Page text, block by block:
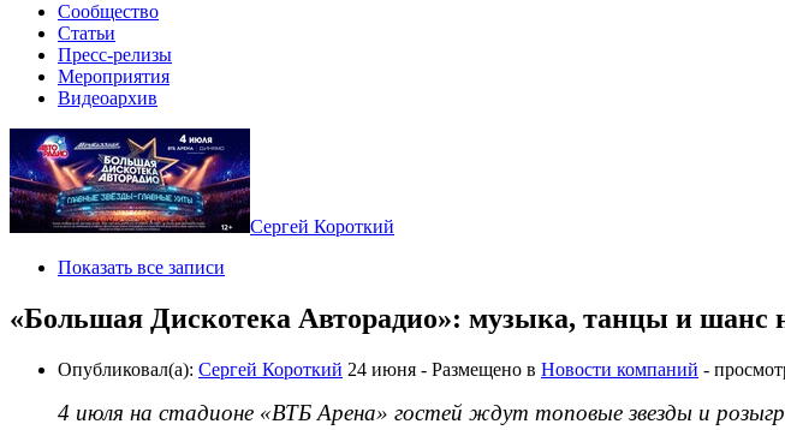
Сообщество
Статьи
Пресс-релизы
Мероприятия
Видеоархив
Сергей Короткий
Показать все записи
«Большая Дискотека Авторадио»: музыка, танцы и шанс
Опубликовал(а): Сергей Короткий 24 июня - Размещено в Новости компаний -
4 июля на стадионе «ВТБ Арена» гостей ждут топовые звезды и